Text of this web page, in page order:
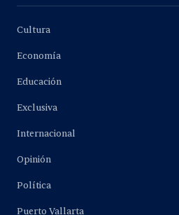
Cultura
Economía
Educación
Exclusiva
Internacional
Opinión
Política
Puerto Vallarta